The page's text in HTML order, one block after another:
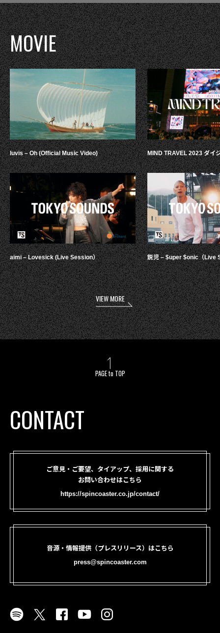
MOVIE
luvis – Oh (Official Music Video)
aimi – Lovesick (Live Session）
MIND TRAVEL 2023 ダイ
鋭児 – $uper $onic（Live
VIEW MORE
PAGE to TOP
CONTACT
ご意見・ご要望、タイアップ、採用に関する
お問い合わせはこちら
https://spincoaster.co.jp/contact/
音源・情報提供（プレスリリース）はこちら
press@spincoaster.com